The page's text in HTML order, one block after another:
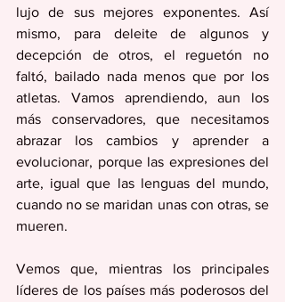
lujo de sus mejores exponentes. Así
mismo, para deleite de algunos y
decepción de otros, el reguetón no
faltó, bailado nada menos que por los
atletas. Vamos aprendiendo, aun los
más conservadores, que necesitamos
abrazar los cambios y aprender a
evolucionar, porque las expresiones del
arte, igual que las lenguas del mundo,
cuando no se maridan unas con otras, se
mueren.
Vemos que, mientras los principales
líderes de los países más poderosos del